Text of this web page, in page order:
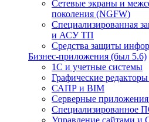
Сетевые экраны и
поколения (NGFW)
Специализированная
и АСУ ТП
Средства защиты
Бизнес-приложения (был 5.6)
1С и учетные системы
Графические
САПР и BIM
Серверные
Специализированное
Управление сайтами и